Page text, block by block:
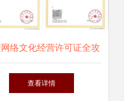
络文化经营许可证全攻
流程、条件与注意事项
查看详情